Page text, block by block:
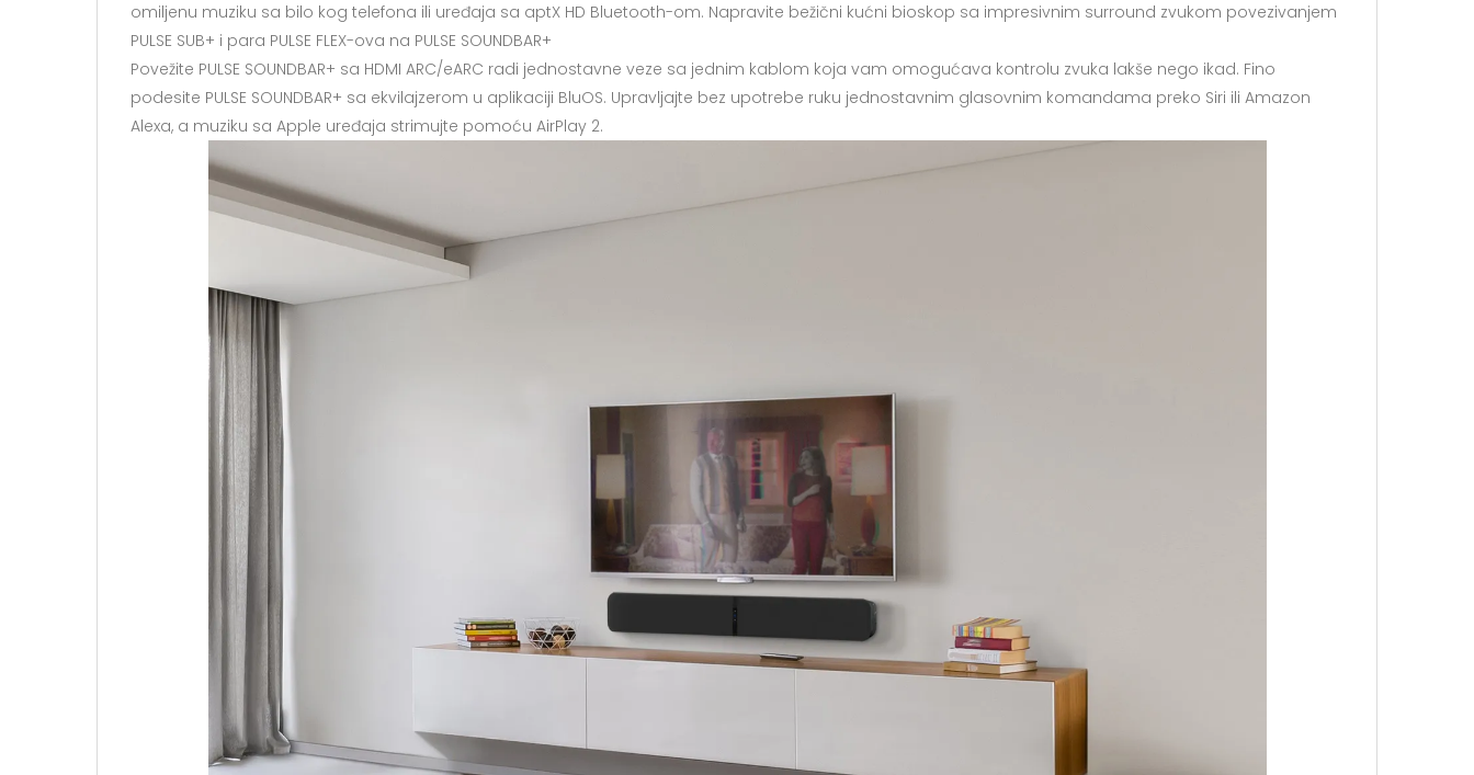
omiljenu muziku sa bilo kog telefona ili uređaja sa aptX HD Bluetooth-om. Napravite bežični kućni bioskop sa impresivnim surround zvukom povezivanjem
PULSE SUB+ i para PULSE FLEX-ova na PULSE SOUNDBAR+
Povežite PULSE SOUNDBAR+ sa HDMI ARC/eARC radi jednostavne veze sa jednim kablom koja vam omogućava kontrolu zvuka lakše nego ikad. Fino
podesite PULSE SOUNDBAR+ sa ekvilajzerom u aplikaciji BluOS. Upravljajte bez upotrebe ruku jednostavnim glasovnim komandama preko Siri ili Amazon
Alexa, a muziku sa Apple uređaja strimujte pomoću AirPlay 2.